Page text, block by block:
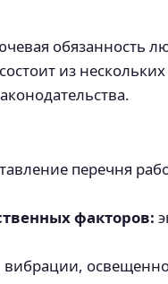
обязанность
из
перечня
факторов: